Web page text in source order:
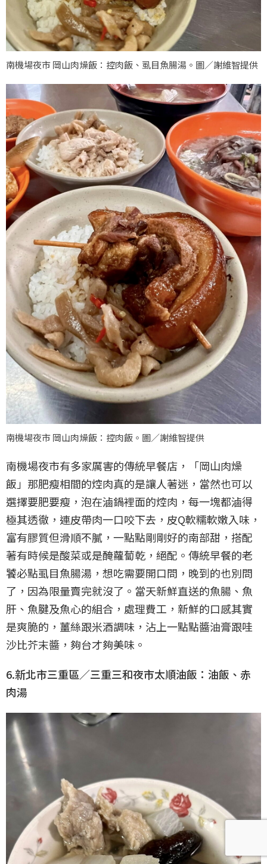
南機場夜市 岡山肉燥飯：控肉飯、虱目魚腸湯。圖／謝維智提供
南機場夜市 岡山肉燥飯：控肉飯。圖／謝維智提供
南機場夜市有多家厲害的傳統早餐店，「岡山肉燥
飯」那肥瘦相間的焢肉真的是讓人著迷，當然也可以
選擇要肥要瘦，泡在滷鍋裡面的焢肉，每一塊都滷得
極其透徹，連皮帶肉一口咬下去，皮Q軟糯軟嫩入味，
富有膠質但滑順不膩，一點點剛剛好的南部甜，搭配
著有時候是酸菜或是醃蘿蔔乾，絕配。傳統早餐的老
饕必點虱目魚腸湯，想吃需要開口問，晚到的也別問
了，因為限量賣完就沒了。當天新鮮直送的魚腸、魚
肝、魚腱及魚心的組合，處理費工，新鮮的口感其實
是爽脆的，薑絲跟米酒調味，沾上一點點醬油膏跟哇
沙比芥末醬，夠台才夠美味。
6.新北市三重區／三重三和夜市太順油飯：油飯、赤
肉湯